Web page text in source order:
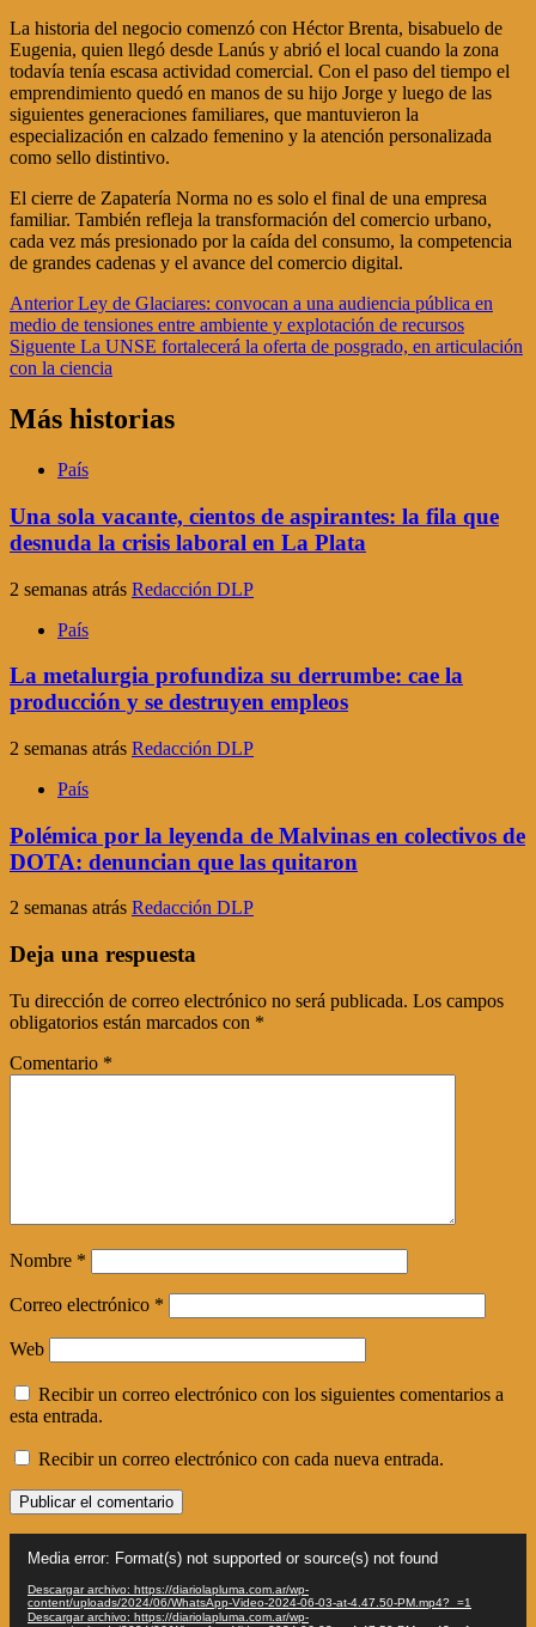
La historia del negocio comenzó con Héctor Brenta, bisabuelo de
Eugenia, quien llegó desde Lanús y abrió el local cuando la zona
todavía tenía escasa actividad comercial. Con el paso del tiempo el
emprendimiento quedó en manos de su hijo Jorge y luego de las
siguientes generaciones familiares, que mantuvieron la
especialización en calzado femenino y la atención personalizada
como sello distintivo.
El cierre de Zapatería Norma no es solo el final de una empresa
familiar. También refleja la transformación del comercio urbano,
cada vez más presionado por la caída del consumo, la competencia
de grandes cadenas y el avance del comercio digital.
Navegación
de
entradas
AnteriorLey de Glaciares: convocan a una audiencia pública en
medio de tensiones entre ambiente y explotación de recursos
Siguente La UNSE fortalecerá la oferta de posgrado, en articulación
con la ciencia
Más historias
País
Una sola vacante, cientos de aspirantes: la fila que
desnuda la crisis laboral en La Plata
2 semanas atrás Redacción DLP
País
La metalurgia profundiza su derrumbe: cae la
producción y se destruyen empleos
2 semanas atrás Redacción DLP
País
Polémica por la leyenda de Malvinas en colectivos de
DOTA: denuncian que las quitaron
2 semanas atrás Redacción DLP
Deja una respuesta
Tu dirección de correo electrónico no será publicada. Los campos
obligatorios están marcados con *
Comentario *
Nombre *
Correo electrónico *
Web
Recibir un correo electrónico con los siguientes comentarios a
esta entrada.
Recibir un correo electrónico con cada nueva entrada.
vídeo
Media error: Format(s) not supported or source(s) not found
Descargar archivo: https://diariolapluma.com.ar/wp-
content/uploads/2024/06/WhatsApp-Video-2024-06-03-at-4.47.50-PM.mp4?_=1
Descargar archivo: https://diariolapluma.com.ar/wp-